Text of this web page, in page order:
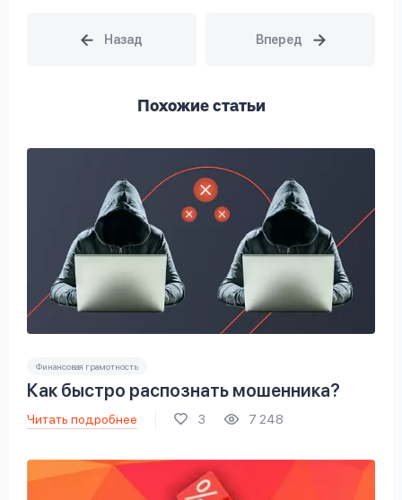
Похожие статьи
Финансовая грамотность
Как быстро распознать мошенника?
Читать подробнее 3 7 248